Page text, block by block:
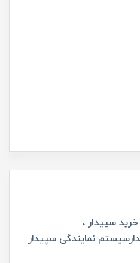
خرید سپیدار
نمایندگی سپیدار